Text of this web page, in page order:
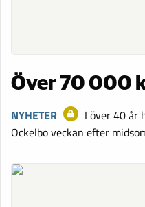
Över 70 000
NYHETER
I över 40 år
Ockelbo veckan efter